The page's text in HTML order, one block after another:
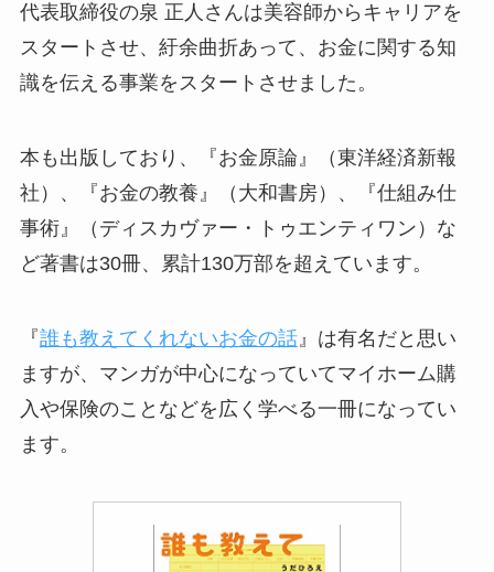
代表取締役の泉 正人さんは美容師からキャリアを
スタートさせ、紆余曲折あって、お金に関する知
識を伝える事業をスタートさせました。
本も出版しており、『お金原論』（東洋経済新報
社）、『お金の教養』（大和書房）、『仕組み仕
事術』（ディスカヴァー・トゥエンティワン）な
ど著書は30冊、累計130万部を超えています。
『誰も教えてくれないお金の話』は有名だと思い
ますが、マンガが中心になっていてマイホーム購
入や保険のことなどを広く学べる一冊になってい
ます。